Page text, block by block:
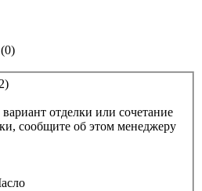
(0)
отделки или сочетание
сообщите об этом менеджеру